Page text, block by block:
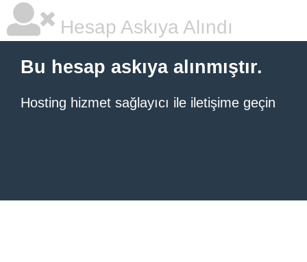
Hesap Askıya Alındı
Bu hesap askıya alınmıştır.
Hosting hizmet sağlayıcı ile iletişime geçin